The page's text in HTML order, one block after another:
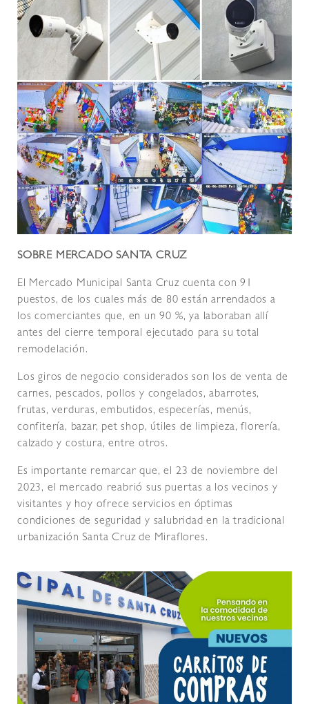
SOBRE MERCADO SANTA CRUZ
El Mercado Municipal Santa Cruz cuenta con 91
puestos, de los cuales más de 80 están arrendados a
los comerciantes que, en un 90 %, ya laboraban allí
antes del cierre temporal ejecutado para su total
remodelación.
Los giros de negocio considerados son los de venta de
carnes, pescados, pollos y congelados, abarrotes,
frutas, verduras, embutidos, especerías, menús,
confitería, bazar, pet shop, útiles de limpieza, florería,
calzado y costura, entre otros.
Es importante remarcar que, el 23 de noviembre del
2023, el mercado reabrió sus puertas a los vecinos y
visitantes y hoy ofrece servicios en óptimas
condiciones de seguridad y salubridad en la tradicional
urbanización Santa Cruz de Miraflores.